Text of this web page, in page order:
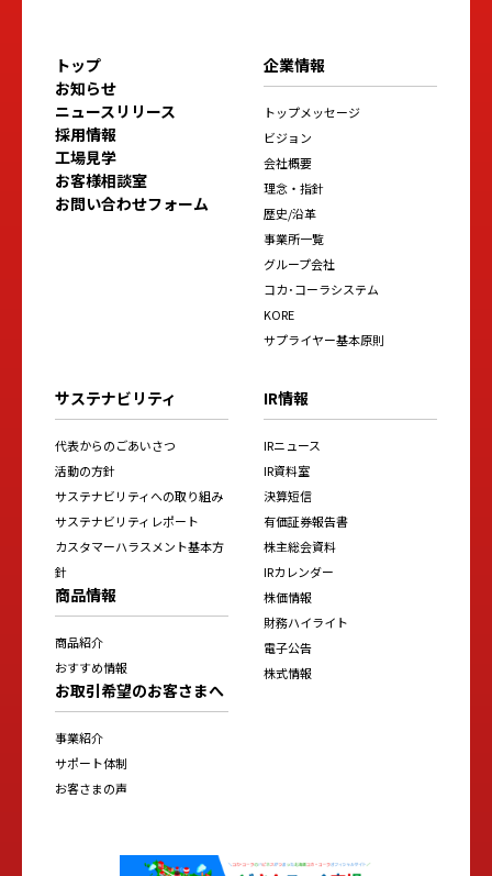
トップ
お知らせ
ニュースリリース
採用情報
工場見学
お客様相談室
お問い合わせフォーム
企業情報
トップメッセージ
ビジョン
会社概要
理念・指針
歴史/沿革
事業所一覧
グループ会社
コカ･コーラシステム
KORE
サプライヤー基本原則
サステナビリティ
代表からのごあいさつ
活動の方針
サステナビリティへの取り組み
サステナビリティレポート
カスタマーハラスメント基本方
針
商品情報
商品紹介
おすすめ情報
お取引希望のお客さまへ
事業紹介
サポート体制
お客さまの声
IR情報
IRニュース
IR資料室
決算短信
有価証券報告書
株主総会資料
IRカレンダー
株価情報
財務ハイライト
電子公告
株式情報